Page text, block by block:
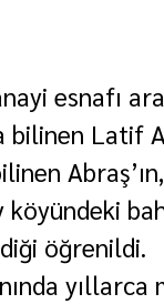
esnafı
Latif
köyündeki
öğrenildi.